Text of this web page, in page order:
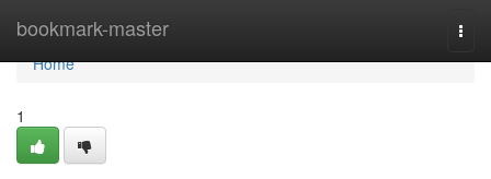
bookmark-master
Home
Home
1